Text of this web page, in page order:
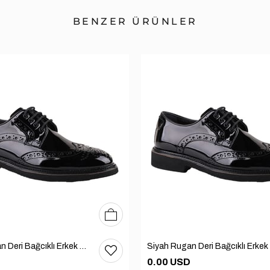
BENZER ÜRÜNLER
Siyah Rugan Deri Bağcıklı Erkek Günlük Ayakkabı 101-1004-GN502
39 404142
0.00 USD